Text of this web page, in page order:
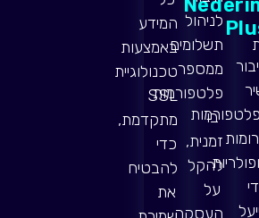
לניהול
תשלומים
ממספר
פלטפורמות
בו
זמנית,
להקל
על
העסקה
המידע
באמצעות
טכנולוגיית
SSL
מתקדמת,
כדי
להבטיח
את